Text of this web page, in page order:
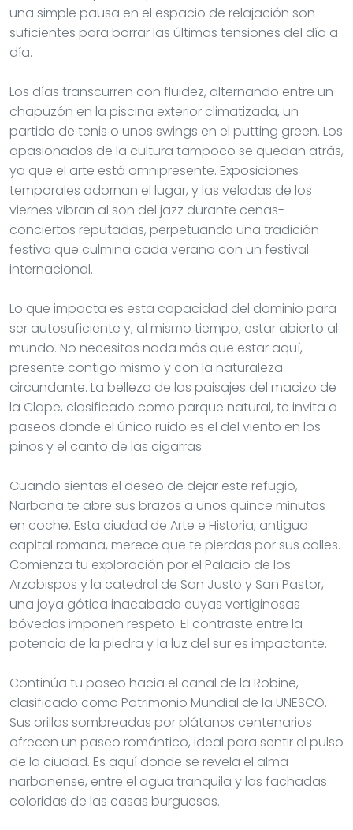
una simple pausa en el espacio de relajación son
suficientes para borrar las últimas tensiones del día a
día.
Los días transcurren con fluidez, alternando entre un
chapuzón en la piscina exterior climatizada, un
partido de tenis o unos swings en el putting green. Los
apasionados de la cultura tampoco se quedan atrás,
ya que el arte está omnipresente. Exposiciones
temporales adornan el lugar, y las veladas de los
viernes vibran al son del jazz durante cenas-
conciertos reputadas, perpetuando una tradición
festiva que culmina cada verano con un festival
internacional.
Lo que impacta es esta capacidad del dominio para
ser autosuficiente y, al mismo tiempo, estar abierto al
mundo. No necesitas nada más que estar aquí,
presente contigo mismo y con la naturaleza
circundante. La belleza de los paisajes del macizo de
la Clape, clasificado como parque natural, te invita a
paseos donde el único ruido es el del viento en los
pinos y el canto de las cigarras.
Cuando sientas el deseo de dejar este refugio,
Narbona te abre sus brazos a unos quince minutos
en coche. Esta ciudad de Arte e Historia, antigua
capital romana, merece que te pierdas por sus calles.
Comienza tu exploración por el Palacio de los
Arzobispos y la catedral de San Justo y San Pastor,
una joya gótica inacabada cuyas vertiginosas
bóvedas imponen respeto. El contraste entre la
potencia de la piedra y la luz del sur es impactante.
Continúa tu paseo hacia el canal de la Robine,
clasificado como Patrimonio Mundial de la UNESCO.
Sus orillas sombreadas por plátanos centenarios
ofrecen un paseo romántico, ideal para sentir el pulso
de la ciudad. Es aquí donde se revela el alma
narbonense, entre el agua tranquila y las fachadas
coloridas de las casas burguesas.